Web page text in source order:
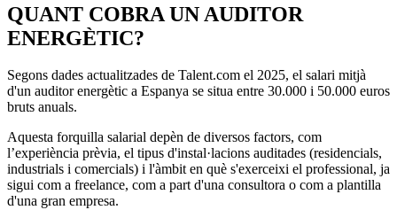
QUANT COBRA UN AUDITOR
ENERGÈTIC?
Segons dades actualitzades de Talent.com el 2025, el salari mitjà
d'un auditor energètic a Espanya se situa entre 30.000 i 50.000 euros
bruts anuals.
Aquesta forquilla salarial depèn de diversos factors, com
l’experiència prèvia, el tipus d'instal·lacions auditades (residencials,
industrials i comercials) i l'àmbit en què s'exerceixi el professional, ja
sigui com a freelance, com a part d'una consultora o com a plantilla
d'una gran empresa.